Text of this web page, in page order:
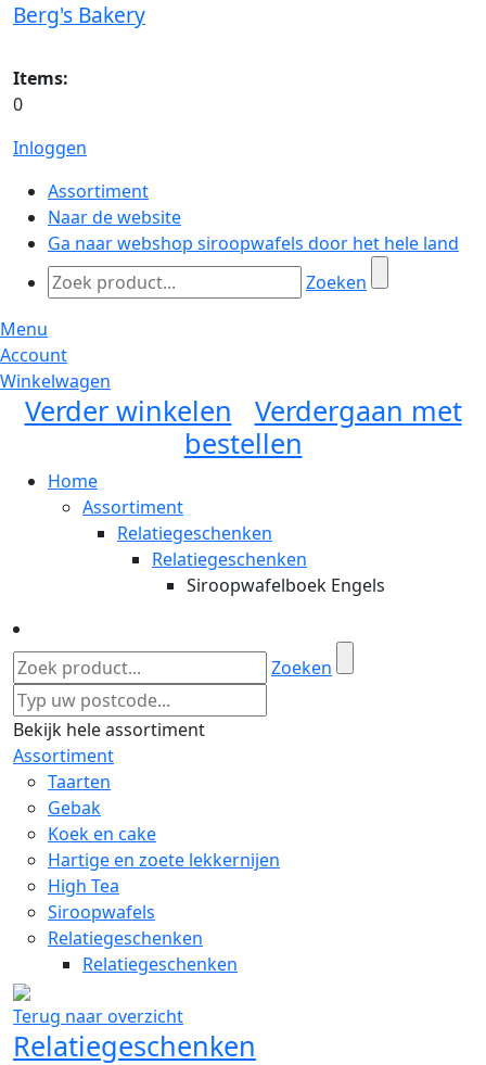
Berg's Bakery
Items:
0
Inloggen
Assortiment
Naar de website
Ga naar webshop siroopwafels door het hele land
Zoeken
Menu
Account
Winkelwagen
Verder winkelen
Verdergaan met
bestellen
Home
Assortiment
Relatiegeschenken
Relatiegeschenken
Siroopwafelboek Engels
Zoeken
Bekijk hele assortiment
Assortiment
Taarten
Gebak
Koek en cake
Hartige en zoete lekkernijen
High Tea
Siroopwafels
Relatiegeschenken
Relatiegeschenken
Terug naar overzicht
Relatiegeschenken